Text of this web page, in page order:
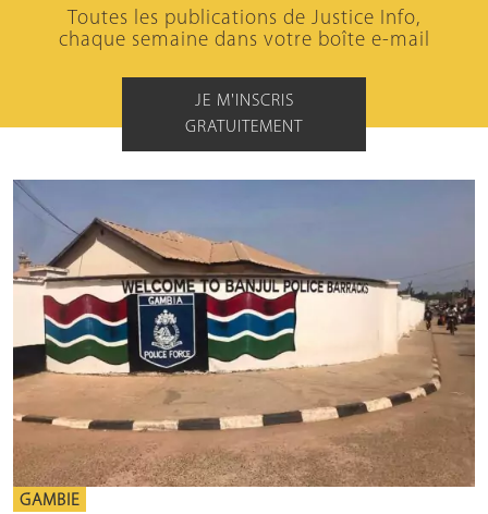
Toutes les publications de Justice Info,
chaque semaine dans votre boîte e-mail
JE M'INSCRIS
GRATUITEMENT
GAMBIE